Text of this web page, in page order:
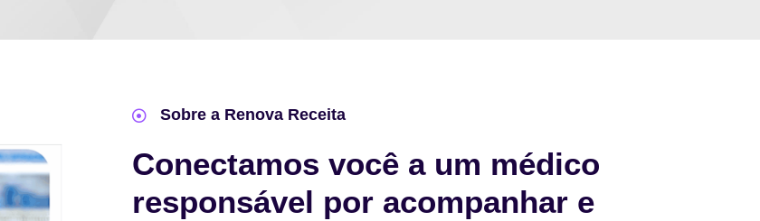
Sobre a Renova Receita
Conectamos você a um médico
responsável por acompanhar e